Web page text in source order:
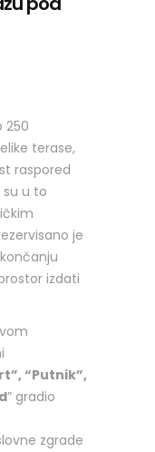
250
terase,
raspored
u to
je
izdati
“Putnik”,
” gradio
zgrade